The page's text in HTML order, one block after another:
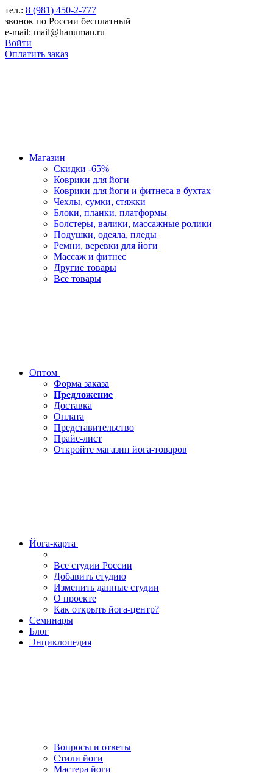
тел.: 8 (981) 450-2-777
звонок по России бесплатный
e-mail: mail@hanuman.ru
Войти
Оплатить заказ
Магазин
Скидки -65%
Коврики для йоги
Коврики для йоги и фитнеса в бухтах
Чехлы, сумки, стяжки
Блоки, планки, платформы
Болстеры, валики, массажные ролики
Подушки, одеяла, пледы
Ремни, веревки для йоги
Массаж и фитнес
Другие товары
Все товары
Оптом
Форма заказа
Предложение
Доставка
Оплата
Представительство
Прайс-лист
Откройте магазин йога-товаров
Йога-карта
Все студии России
Добавить студию
Изменить данные студии
О проекте
Как открыть йога-центр?
Семинары
Блог
Энциклопедия
Вопросы и ответы
Стили йоги
Мастера йоги